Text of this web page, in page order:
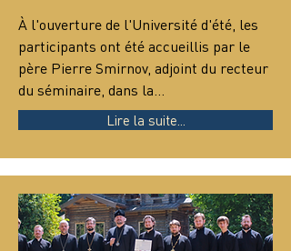
À l'ouverture de l'Université d'été, les
participants ont été accueillis par le
père Pierre Smirnov, adjoint du recteur
du séminaire, dans la…
Lire la suite...